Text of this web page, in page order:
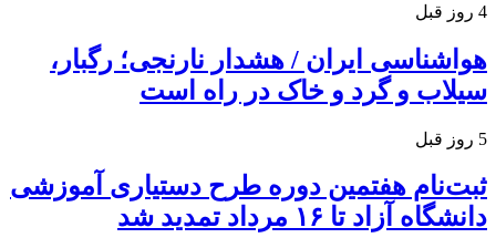
4 روز قبل
هواشناسی ایران / هشدار نارنجی؛ رگبار،
سیلاب و گرد و خاک در راه است
5 روز قبل
ثبت‌نام هفتمین دوره طرح دستیاری آموزشی
دانشگاه آزاد تا ۱۶ مرداد تمدید شد